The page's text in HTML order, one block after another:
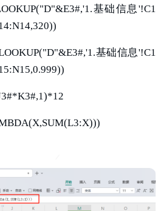
基础信息'!C1
基础信息'!C1